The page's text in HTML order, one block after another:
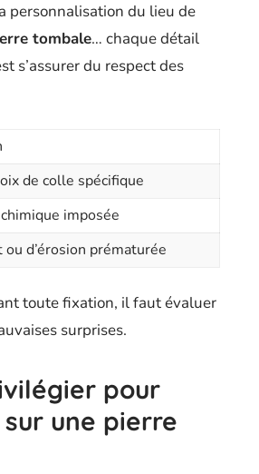
personnalisation du lieu de
tombale… chaque détail
s’assurer du respect des
de colle spécifique
imposée
d’érosion prématurée
toute fixation, il faut évaluer
surprises.
pour
une pierre